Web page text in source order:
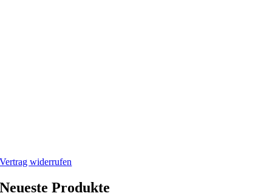
Vertrag widerrufen
Neueste Produkte